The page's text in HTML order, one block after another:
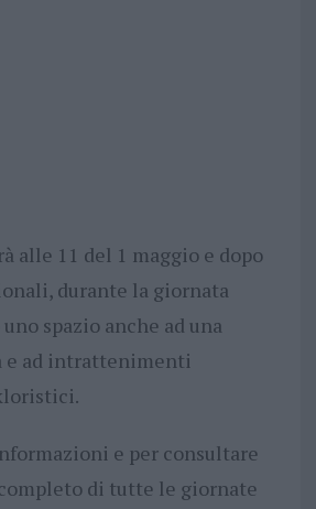
alle 11 del 1 maggio e dopo
durante la giornata
spazio anche ad una
e ad intrattenimenti
e per consultare
di tutte le giornate